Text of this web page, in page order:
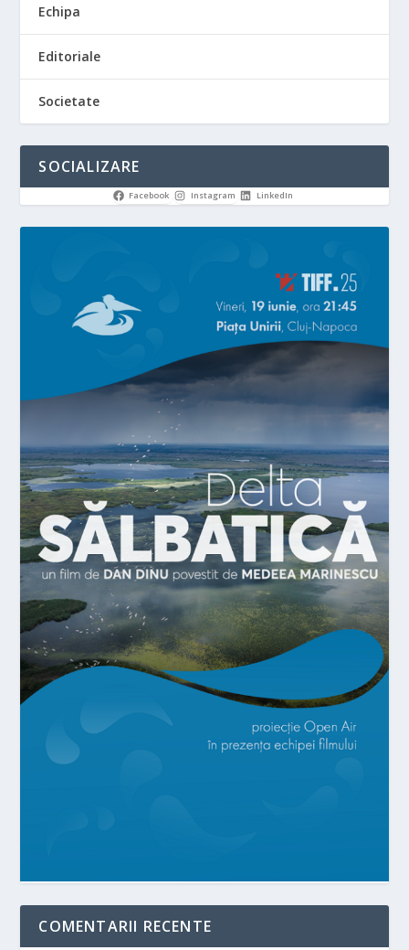
Echipa
Editoriale
Societate
SOCIALIZARE
Facebook Instagram LinkedIn
COMENTARII RECENTE